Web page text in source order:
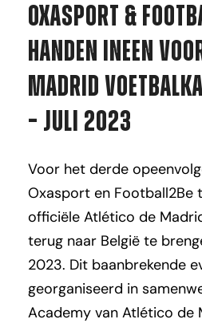
Oxasport &
handen ineen
Madrid
– Juli 2023
Voor het derde
Oxasport en Football2Be
officiële Atlético de
terug naar België te
2023. Dit baanbrekende
georganiseerd in
Academy van Atlético de